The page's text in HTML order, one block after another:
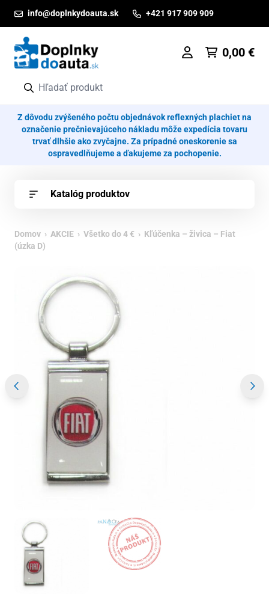
info@doplnkydoauta.sk +421 917 909 909
0,00 €
Z dôvodu zvýšeného počtu objednávok reflexných plachiet na
označenie prečnievajúceho nákladu môže expedícia tovaru
trvať dlhšie ako zvyčajne. Za prípadné oneskorenie sa
ospravedlňujeme a ďakujeme za pochopenie.
Katalóg produktov
Domov › AKCIE › Všetko do 4 € › Kľúčenka – živica – Fiat
(úzka D)